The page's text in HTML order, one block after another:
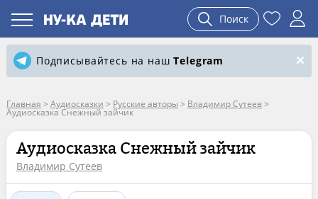
Поиск
Подписывайтесь на нашTelegram
Главная > Аудиосказки > Русские авторы > Владимир Сутеев>
Аудиосказка Снежный зайчик
Аудиосказка Снежный зайчик
Владимир Сутеев